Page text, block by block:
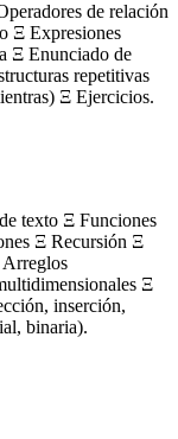
de relación
Ξ Expresiones
Ξ Enunciado de
repetitivas
Ξ Ejercicios.
texto Ξ Funciones
Ξ Recursión Ξ
Ξ
inserción,
binaria).